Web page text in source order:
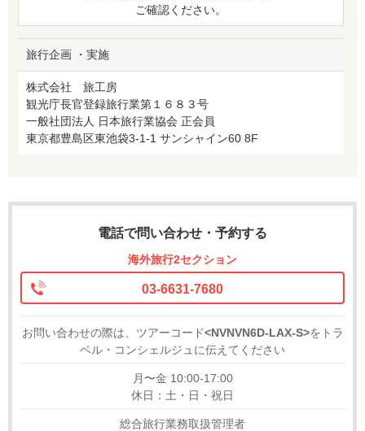
ご確認ください。
旅行企画 ・実施
株式会社 旅工房
観光庁長官登録旅行業第１６８３号
一般社団法人 日本旅行業協会 正会員
東京都豊島区東池袋3-1-1 サンシャイン60 8F
電話で問い合わせ・予約する
海外旅行2セクション
03-6631-7680
お問い合わせの際は、ツアーコード<NVNVN6D-LAX-S>をトラ
ベル・コンシェルジュに伝えてください
月〜金 10:00-17:00
休日：土・日・祝日
総合旅行業務取扱管理者